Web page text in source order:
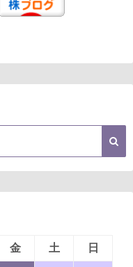
金 土 日